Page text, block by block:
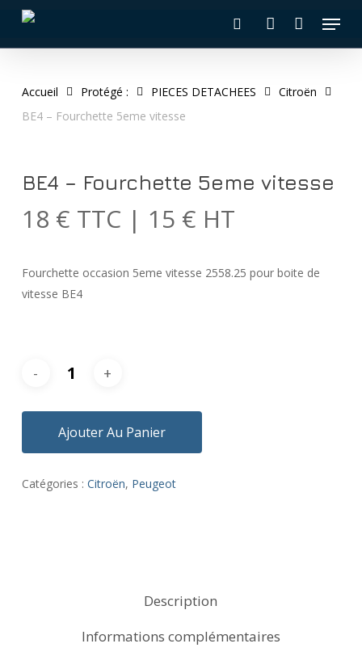
main
Menu
Accueil Protégé : PIECES DETACHEES
Citroën
BE4 – Fourchette 5eme vitesse
BE4 – Fourchette 5eme vitesse
18 € TTC | 15 € HT
Fourchette occasion 5eme vitesse 2558.25 pour boite de
vitesse BE4
Ajouter Au Panier
Catégories : Citroën, Peugeot
Description
Informations complémentaires